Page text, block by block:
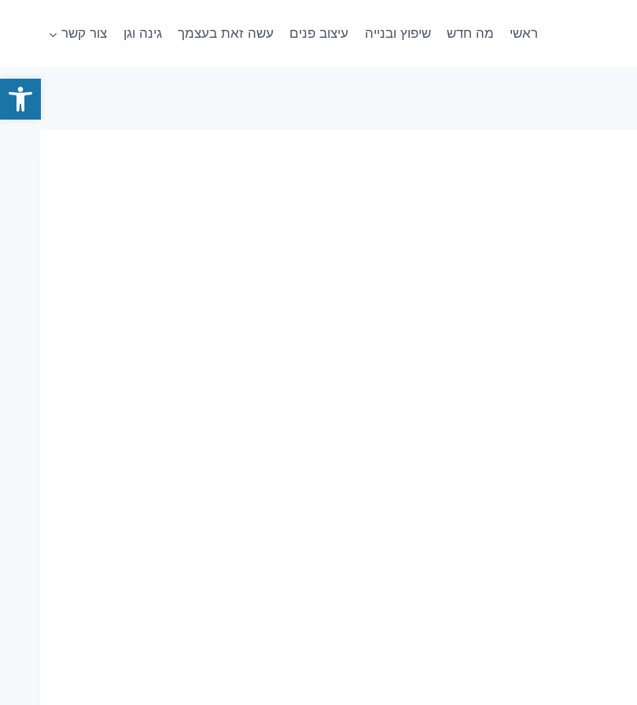
פתח
ראשי מה חדש שיפוץ ובנייה עיצוב פנים עשה זאת בעצמך גינה וגן צור קשר